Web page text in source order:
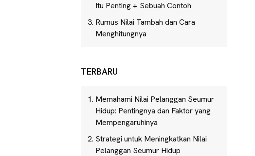
Itu Penting + Sebuah Contoh
Rumus Nilai Tambah dan Cara
Menghitungnya
TERBARU
Memahami Nilai Pelanggan Seumur
Hidup: Pentingnya dan Faktor yang
Mempengaruhinya
Strategi untuk Meningkatkan Nilai
Pelanggan Seumur Hidup